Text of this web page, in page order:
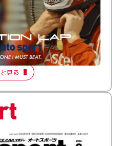
小林利徠斗 × 野村勇斗
by auto sport】
2
見る